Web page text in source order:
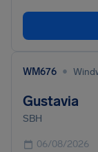
WM676 •
Gustavia
SBH
06/08/2026